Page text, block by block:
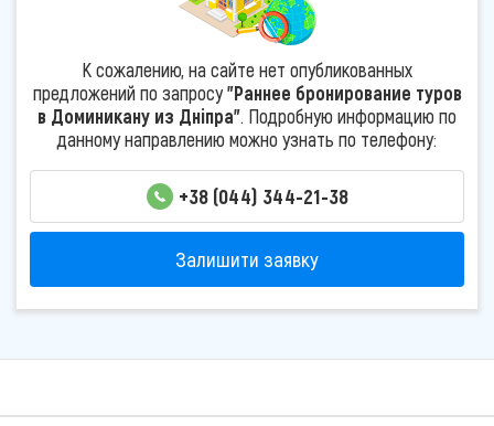
К сожалению, на сайте нет опубликованных
предложений по запросу"Раннее бронирование туров
в Доминикану из Дніпра". Подробную информацию по
данному направлению можно узнать по телефону:
+38 (044) 344-21-38
Залишити заявку